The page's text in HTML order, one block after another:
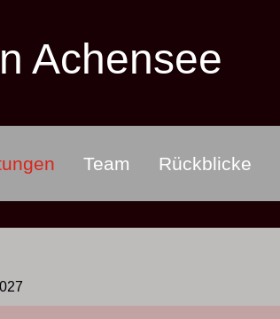
Achensee
Team Rückblicke